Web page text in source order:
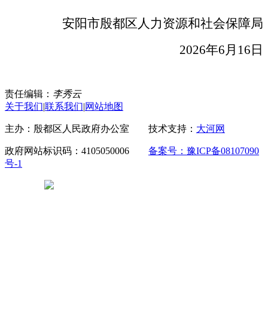
安阳市殷都区人力资源和社会保障局
2026年6月16日
责任编辑： 李秀云
关于我们|联系我们|网站地图
主办：殷都区人民政府办公室 技术支持： 大河网
政府网站标识码：4105050006 备案号：豫ICP备08107090
号-1